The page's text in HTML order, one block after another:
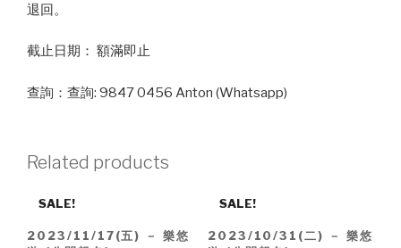
退回。
截止日期： 額滿即止
查詢：查詢: 9847 0456 Anton (Whatsapp)
Related products
SALE!
2023/11/17(五) － 樂悠
SALE!
2023/10/31(二) － 樂悠